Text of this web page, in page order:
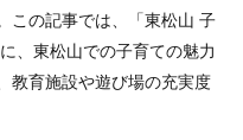
この記事では、「東松山 子
、東松山での子育ての魅力
教育施設や遊び場の充実度